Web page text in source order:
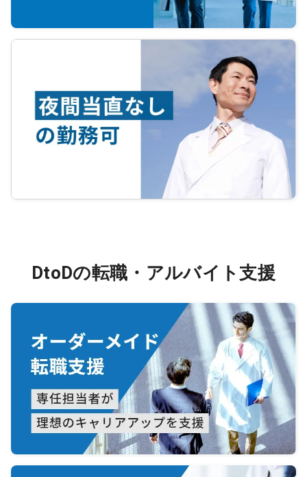
DtoDの転職・アルバイト支援